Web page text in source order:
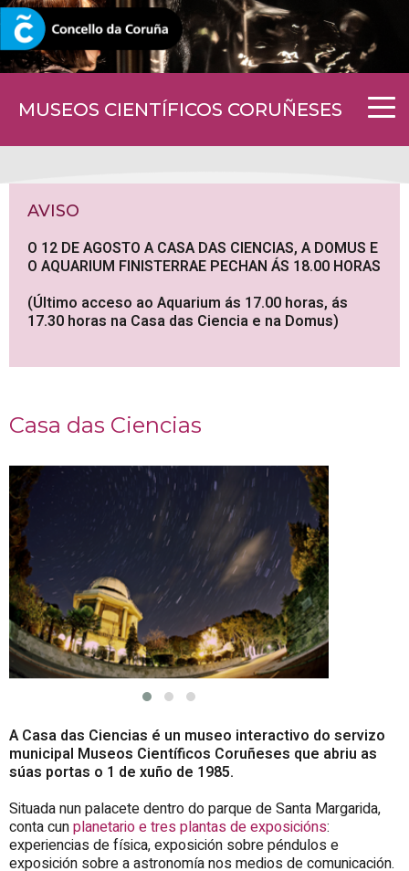
MUSEOS CIENTÍFICOS CORUÑESES
CORUNA.GAL
AVISO
O 12 DE AGOSTO A CASA DAS CIENCIAS, A DOMUS E
O AQUARIUM FINISTERRAE PECHAN ÁS 18.00 HORAS
(Último acceso ao Aquarium ás 17.00 horas, ás
17.30 horas na Casa das Ciencia e na Domus)
Casa das Ciencias
A Casa das Ciencias é un museo interactivo do servizo
municipal Museos Científicos Coruñeses que abriu as
súas portas o 1 de xuño de 1985.
Situada nun palacete dentro do parque de Santa Margarida,
conta cunplanetario e tres plantas de exposicións:
experiencias de física, exposición sobre péndulos e
exposición sobre a astronomía nos medios de comunicación.